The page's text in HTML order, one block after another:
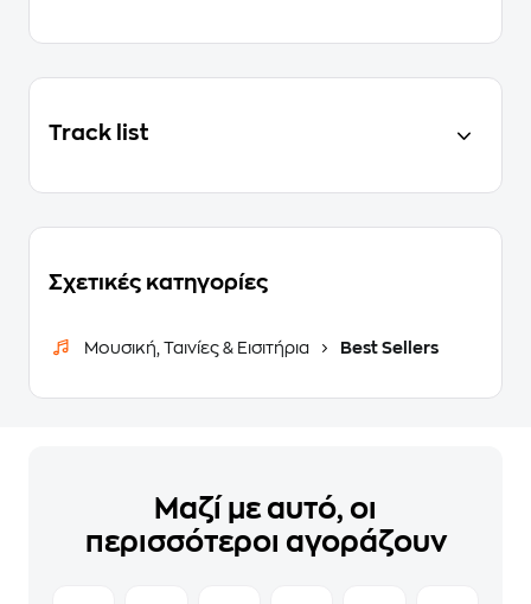
Track list
Σχετικές κατηγορίες
Μουσική, Ταινίες & Εισιτήρια Best Sellers
Μαζί με αυτό, οι
περισσότεροι αγοράζουν